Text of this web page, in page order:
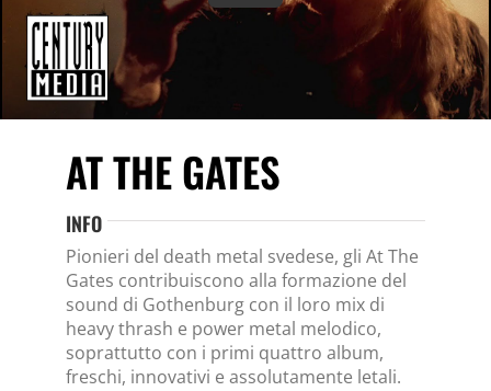
AT THE GATES
INFO
Pionieri del death metal svedese, gli At The
Gates contribuiscono alla formazione del
sound di Gothenburg con il loro mix di
heavy thrash e power metal melodico,
soprattutto con i primi quattro album,
freschi, innovativi e assolutamente letali.